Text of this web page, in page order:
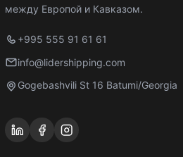
между Европой и Кавказом.
+995 555 91 61 61
info@lidershipping.com
Gogebashvili St 16 Batumi/Georgia